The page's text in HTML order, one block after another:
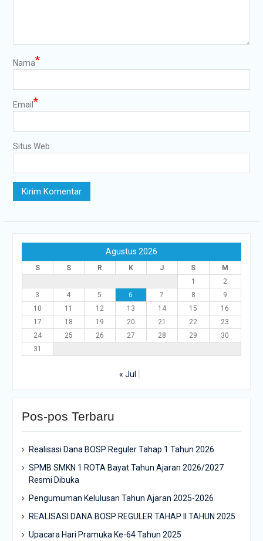
Nama*
Email *
Situs Web
Agustus 2026
S S R K J S
M
1
2
3
4 5 6 7 8
9
10
11 12 13 14 15
16
17
18 19 20 21 22
23
24
25 26 27 28 29
30
31
« Jul
Pos-pos Terbaru
Realisasi Dana BOSP Reguler Tahap 1 Tahun 2026
SPMB SMKN 1 ROTA Bayat Tahun Ajaran 2026/2027
Resmi Dibuka
Pengumuman Kelulusan Tahun Ajaran 2025-2026
REALISASI DANA BOSP REGULER TAHAP II TAHUN 2025
Upacara Hari Pramuka Ke-64 Tahun 2025